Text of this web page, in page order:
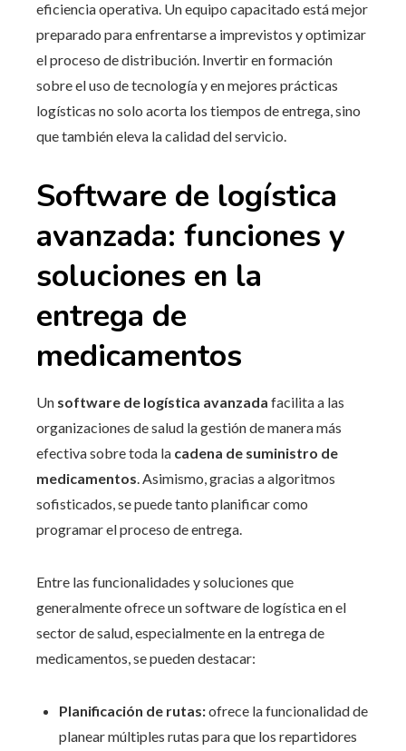
eficiencia operativa. Un equipo capacitado está mejor
preparado para enfrentarse a imprevistos y optimizar
el proceso de distribución. Invertir en formación
sobre el uso de tecnología y en mejores prácticas
logísticas no solo acorta los tiempos de entrega, sino
que también eleva la calidad del servicio.
Software de logística
avanzada: funciones y
soluciones en la
entrega de
medicamentos
Un software de logística avanzada facilita a las
organizaciones de salud la gestión de manera más
efectiva sobre toda la cadena de suministro de
medicamentos. Asimismo, gracias a algoritmos
sofisticados, se puede tanto planificar como
programar el proceso de entrega.
Entre las funcionalidades y soluciones que
generalmente ofrece un software de logística en el
sector de salud, especialmente en la entrega de
medicamentos, se pueden destacar:
Planificación de rutas:ofrece la funcionalidad de
planear múltiples rutas para que los repartidores